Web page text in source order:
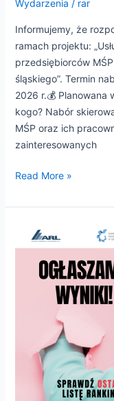
Wydarzenia / rar
Informujemy, że
ramach projektu:
przedsiębiorców
śląskiego”. Termin
2026 r.💰
kogo? Nabór
MŚP oraz ich
zainteresowanych
Read More »
Opublikowano
ostateczną
rankingową
szkolenia,
doradztwo,
walidację